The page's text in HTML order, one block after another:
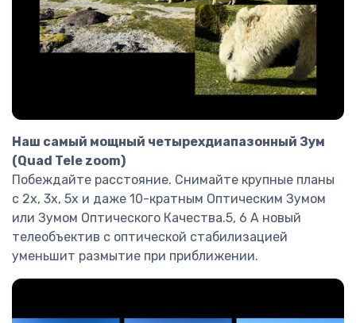
Наш самый мощный четырехдиапазонный Зум
(Quad Tele zoom)
Побеждайте расстояние. Снимайте крупные планы
с 2x, 3x, 5x и даже 10-кратным Оптическим Зумом
или Зумом Оптического Качества.5, 6 А новый
телеобъектив с оптической стабилизацией
уменьшит размытие при приближении.